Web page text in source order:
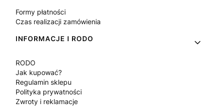
Formy płatności
Czas realizacji zamówienia
INFORMACJE I RODO
RODO
Jak kupować?
Regulamin sklepu
Polityka prywatności
Zwroty i reklamacje